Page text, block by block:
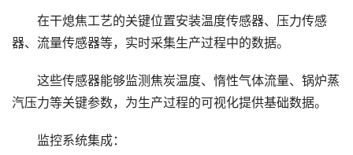
在干熄焦工艺的关键位置安装温度传感器、压力传感
器、流量传感器等，实时采集生产过程中的数据。
这些传感器能够监测焦炭温度、惰性气体流量、锅炉蒸
汽压力等关键参数，为生产过程的可视化提供基础数据。
监控系统集成：